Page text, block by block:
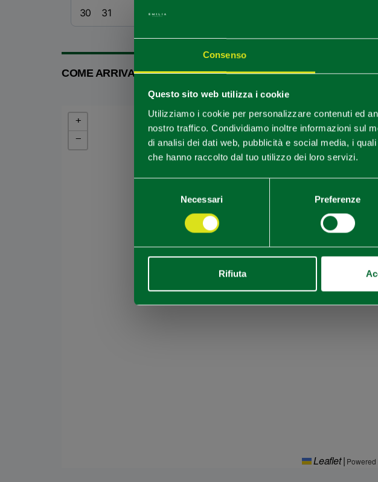
Consenso
Questo sito web utilizza i cookie
Utilizziamo i cookie per personalizzare contenuti ed
nostro traffico. Condividiamo inoltre informazioni sul
di analisi dei dati web, pubblicità e social media, i
che hanno raccolto dal tuo utilizzo dei loro servizi.
Necessari Preferenze
Rifiuta
30
31
COME ARRIVARE
+
−
Leaflet| Powered
Per